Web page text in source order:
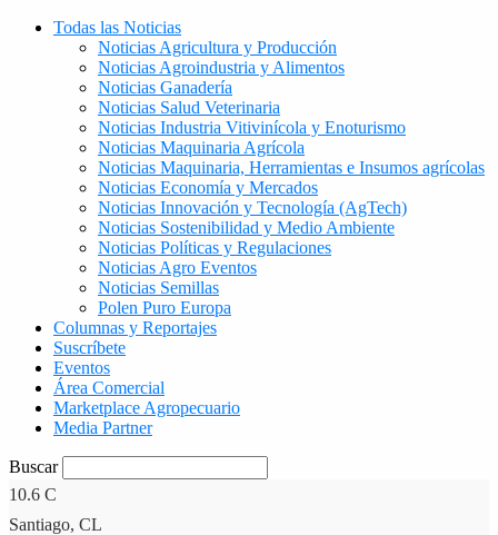
Todas las Noticias
Noticias Agricultura y Producción
Noticias Agroindustria y Alimentos
Noticias Ganadería
Noticias Salud Veterinaria
Noticias Industria Vitivinícola y Enoturismo
Noticias Maquinaria Agrícola
Noticias Maquinaria, Herramientas e Insumos agrícolas
Noticias Economía y Mercados
Noticias Innovación y Tecnología (AgTech)
Noticias Sostenibilidad y Medio Ambiente
Noticias Políticas y Regulaciones
Noticias Agro Eventos
Noticias Semillas
Polen Puro Europa
Columnas y Reportajes
Suscríbete
Eventos
Área Comercial
Marketplace Agropecuario
Media Partner
Buscar
10.6 C
Santiago, CL